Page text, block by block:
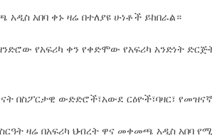
አበባ ቀኑ ዛሬ በተለያዩ ሁነቶች ይከበራል።
የአፍሪካ ቀን የቀድሞው የአፍሪካ አንድነት
በስፖርታዊ ውድድሮች፣አውደ ርዕዮች፣ባዛር፣
ስርዓት ዛሬ በአፍሪካ ህብረት ዋና መቀመጫ አዲስ አበባ